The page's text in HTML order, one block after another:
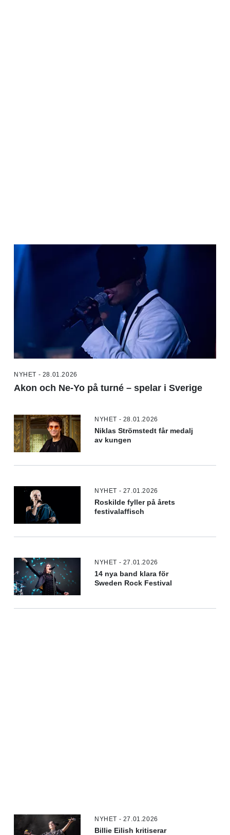
NYHET - 28.01.2026
Akon och Ne-Yo på turné – spelar i Sverige
NYHET - 28.01.2026
Niklas Strömstedt får medalj
av kungen
NYHET - 27.01.2026
Roskilde fyller på årets
festivalaffisch
NYHET - 27.01.2026
14 nya band klara för
Sweden Rock Festival
NYHET - 27.01.2026
Billie Eilish kritiserar